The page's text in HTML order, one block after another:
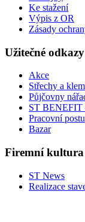
Ke stažení
Výpis z OR
Zásady
Užitečné odkazy
Akce
Střechy a
Půjčovny
ST BENEFIT
Pracovní
Bazar
Firemní kultura
ST News
Realizace